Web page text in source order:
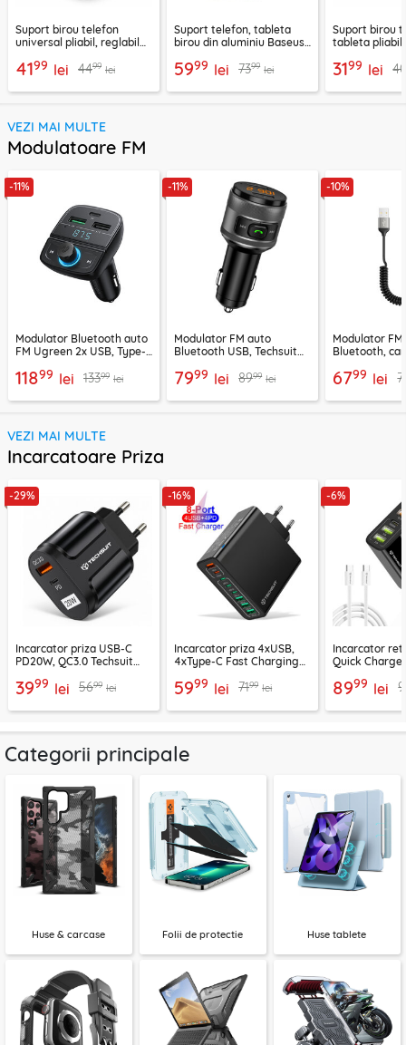
Suport birou telefon
universal pliabil, reglabil
negru
4199 lei 4499 lei
Suport telefon, tableta
birou din aluminiu Baseus,
5999 lei 7399 lei
Suport birou
tableta pliabil
3199 lei
VEZI MAI MULTE
Modulatoare FM
-11%
Modulator Bluetooth auto
FM Ugreen 2x USB, Type-
11899 lei 13399 lei
-11%
Modulator FM auto
Bluetooth USB, Techsuit
7999 lei 8999 lei
-10%
Modulator
Bluetooth,
6799 lei
VEZI MAI MULTE
Incarcatoare Priza
-29%
Incarcator priza USB-C
PD20W, QC3.0 Techsuit
CHPD038
3999 lei 5699 lei
-16%
Incarcator priza 4xUSB,
4xType-C Fast Charging
negru, CHPD224
5999 lei 7199 lei
-6%
Incarcator
Quick Charge
CHC2
8999 lei
Categorii principale
Huse & carcase Folii de protectie Huse tablete